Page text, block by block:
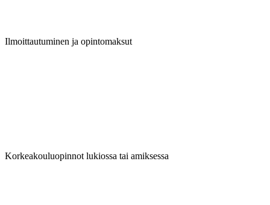
Ilmoittautuminen ja opintomaksut
Korkeakouluopinnot lukiossa tai amiksessa